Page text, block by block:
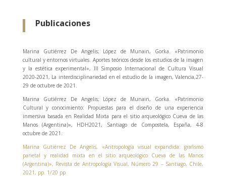
Publicaciones
Marina Gutiérrez De Angelis; López de Munain, Gorka. «Patrimonio
cultural y entornos virtuales. Aportes teóricos desde los estudios de la imagen
y la estética experimental», III Simposio Internacional de Cultura Visual
2020-2021, La interdisciplinariedad en el estudio de la imagen, Valencia,27-
29 de octubre de 2021.
Marina Gutiérrez De Angelis; López de Munain, Gorka. «Patrimonio
Cultural y conocimiento: Propuestas para el diseño de una experiencia
inmersiva basada en Realidad Mixta para el sitio arqueológico Cueva de las
Manos (Argentina)», HDH2021, Santiago de Compostela, España, 4-8
octubre de 2021.
Marina Gutiérrez De Angelis, «Antropología visual expandida: grafismo
parietal y realidad mixta en el sitio arqueológico Cueva de las Manos
(Argentina)», Revista de Antropología Visual, Número 29 – Santiago, Chile,
2021, pp. 1/20 pp